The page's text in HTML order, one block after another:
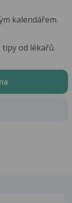
kalendářem.
od lékařů.